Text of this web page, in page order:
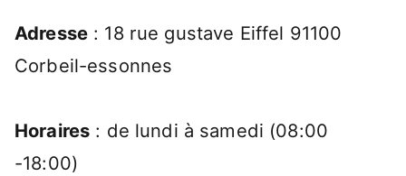
Adresse : 18 rue gustave Eiffel 91100
Corbeil-essonnes
Horaires : de lundi à samedi (08:00
-18:00)